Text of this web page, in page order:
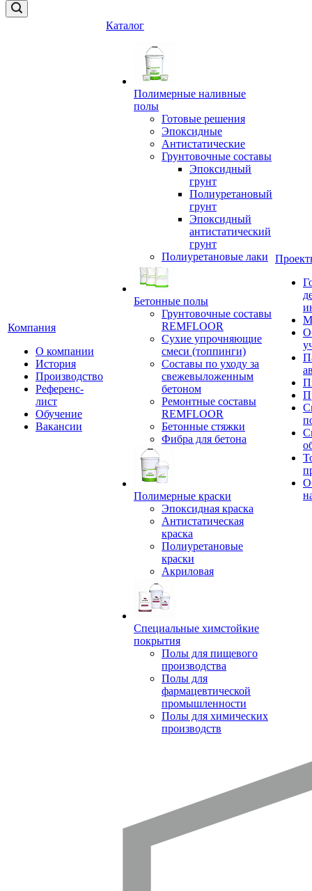
Компания
О компании
История
Производство
Референс-
лист
Обучение
Вакансии
Каталог
Полимерные наливные
полы
Готовые решения
Эпоксидные
Антистатические
Грунтовочные составы
Эпоксидный
грунт
Полиуретановый
грунт
Эпоксидный
антистатический
грунт
Полиуретановые лаки
Бетонные полы
Грунтовочные составы
REMFLOOR
Сухие упрочняющие
смеси (топпинги)
Составы по уходу за
свежевыложенным
бетоном
Ремонтные составы
REMFLOOR
Бетонные стяжки
Фибра для бетона
Полимерные краски
Эпоксидная краска
Антистатическая
краска
Полиуретановые
краски
Акриловая
Специальные химстойкие
покрытия
Полы для пищевого
производства
Полы для
фармацевтической
промышленности
Полы для химических
производств